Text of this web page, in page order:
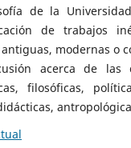
de la
de trabajos
modernas o
acerca de las
filosóficas,